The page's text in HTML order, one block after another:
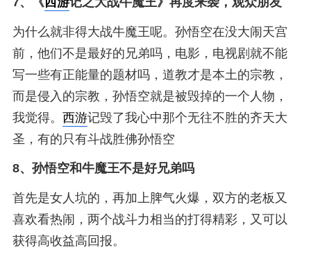
为什么就非得大战牛魔王呢。孙悟空在没大闹天宫
前，他们不是最好的兄弟吗，电影，电视剧就不能
写一些有正能量的题材吗，道教才是本土的宗教，
而是侵入的宗教，孙悟空就是被毁掉的一个人物，
我觉得。 西游记毁了我心中那个无往不胜的齐天大
圣，有的只有斗战胜佛孙悟空
8、 孙悟空和牛魔王不是好兄弟吗
首先是女人坑的，再加上脾气火爆，双方的老板又
喜欢看热闹，两个战斗力相当的打得精彩，又可以
获得高收益高回报。